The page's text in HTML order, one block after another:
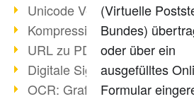
Unicode Version 8.0
Kompression bei Scans
URL zu PDF via webPDF
Digitale Signatur mit webPDF
OCR: Grafik zu PDF
(Virtuelle
Bundes)
oder über ein
ausgefülltes
Formular